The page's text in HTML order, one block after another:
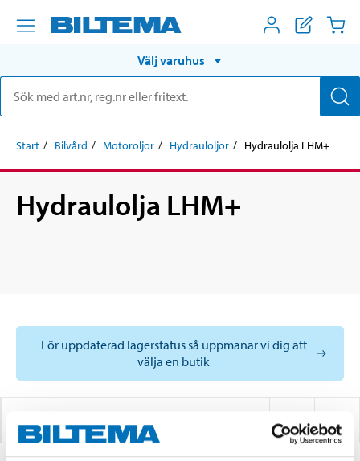
Välj varuhus
Start Bilvård Motoroljor Hydrauloljor Hydraulolja LHM+
Hydraulolja LHM+
För uppdaterad lagerstatus så uppmanar vi dig att
välja en butik